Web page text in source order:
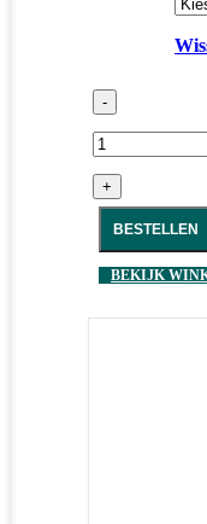
-
+
BESTELLEN
BEKIJK